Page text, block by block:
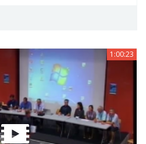
1:00:23